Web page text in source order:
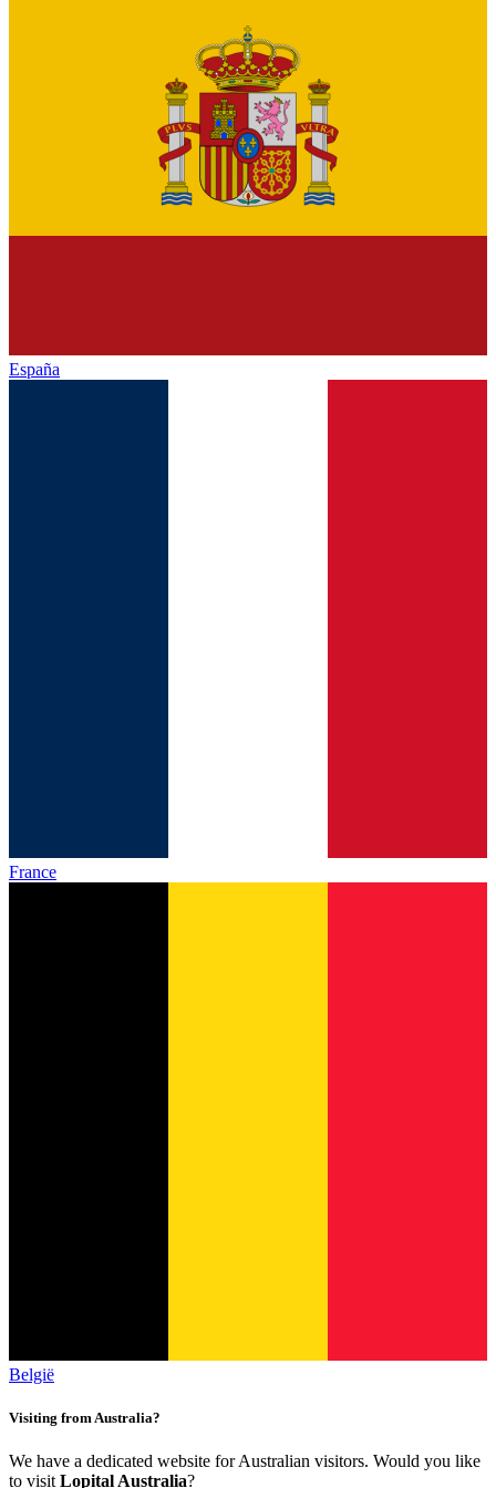
España
France
België
Visiting from Australia?
We have a dedicated website for Australian visitors. Would you like
to visit Lopital Australia?